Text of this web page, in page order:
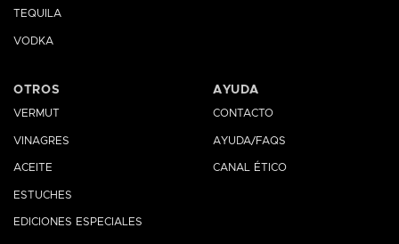
TEQUILA
VODKA
OTROS
VERMUT
VINAGRES
ACEITE
ESTUCHES
EDICIONES ESPECIALES
AYUDA
CONTACTO
AYUDA/FAQS
CANAL ÉTICO